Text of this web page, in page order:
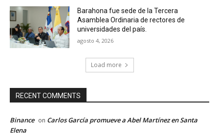
Barahona fue sede de la Tercera
Asamblea Ordinaria de rectores de
universidades del país.
agosto 4, 2026
Load more
RECENT COMMENTS
Binance on Carlos García promueve a Abel Martínez en Santa
Elena